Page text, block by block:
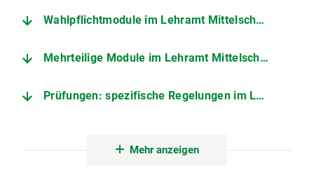
Wahlpflichtmodule im Lehramt Mittelschule (Unterrichtsfach Englisch)
Mehrteilige Module im Lehramt Mittelschule (Unterrichtsfach Englisch)
Prüfungen: spezifische Regelungen im Lehramt Mittelschule (Unterrichtsfach Englisch)
Mehr anzeigen